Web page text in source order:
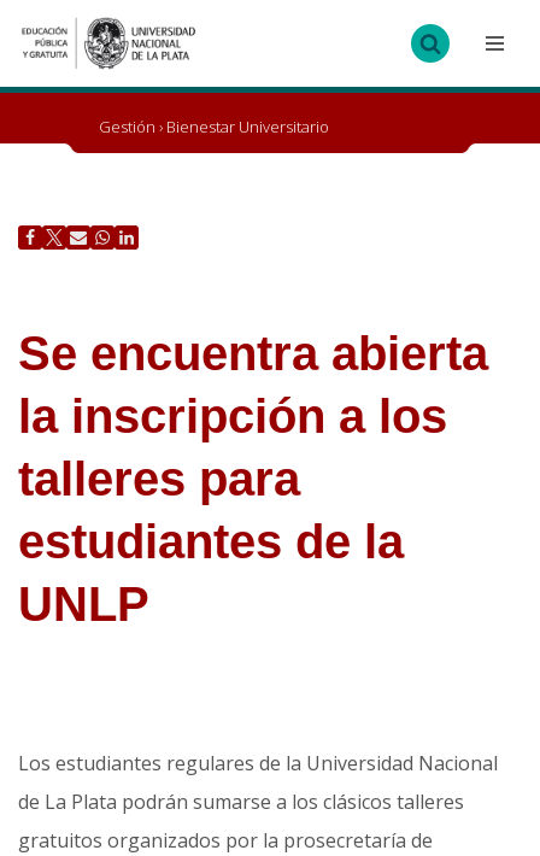
Ir
al
Gestión › Bienestar Universitario
Se encuentra abierta
la inscripción a los
talleres para
estudiantes de la
UNLP
Los estudiantes regulares de la Universidad Nacional
de La Plata podrán sumarse a los clásicos talleres
gratuitos organizados por la prosecretaría de